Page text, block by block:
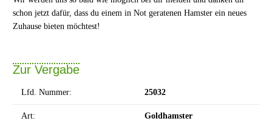
schon jetzt dafür, dass du einem in Not geratenen Hamster ein neues
Zuhause bieten möchtest!
Zur Vergabe
Lfd. Nummer: 25032
Art: Goldhamster